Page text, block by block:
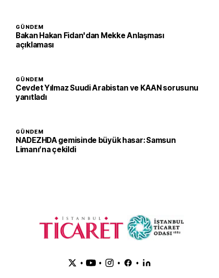
GÜNDEM
Bakan Hakan Fidan'dan Mekke Anlaşması
açıklaması
GÜNDEM
Cevdet Yılmaz Suudi Arabistan ve KAAN sorusunu
yanıtladı
GÜNDEM
NADEZHDA gemisinde büyük hasar: Samsun
Limanı’na çekildi
• • • •